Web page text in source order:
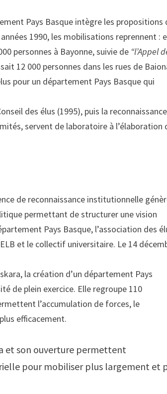
Pays Basque intègre les propositions
1990, les mobilisations reprennent :
personnes à Bayonne, suivie de “l’Appel
12 000 personnes dans les rues de
pour un département Pays Basque qui
des élus (1995), puis la
servent de laboratoire à l’élaboration
de reconnaissance institutionnelle
permettant de structurer une vision
Pays Basque, l’association des
et le collectif universitaire. Le 14
la création d’un département Pays
de plein exercice. Elle regroupe 110
l’accumulation de forces, le
efficacement.
et son ouverture permettent
pour mobiliser plus largement et